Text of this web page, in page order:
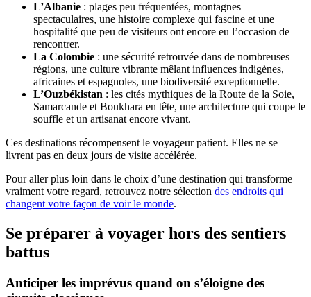
L’Albanie : plages peu fréquentées, montagnes
spectaculaires, une histoire complexe qui fascine et une
hospitalité que peu de visiteurs ont encore eu l’occasion de
rencontrer.
La Colombie : une sécurité retrouvée dans de nombreuses
régions, une culture vibrante mêlant influences indigènes,
africaines et espagnoles, une biodiversité exceptionnelle.
L’Ouzbékistan : les cités mythiques de la Route de la Soie,
Samarcande et Boukhara en tête, une architecture qui coupe le
souffle et un artisanat encore vivant.
Ces destinations récompensent le voyageur patient. Elles ne se
livrent pas en deux jours de visite accélérée.
Pour aller plus loin dans le choix d’une destination qui transforme
vraiment votre regard, retrouvez notre sélection des endroits qui
changent votre façon de voir le monde.
Se préparer à voyager hors des sentiers
battus
Anticiper les imprévus quand on s’éloigne des